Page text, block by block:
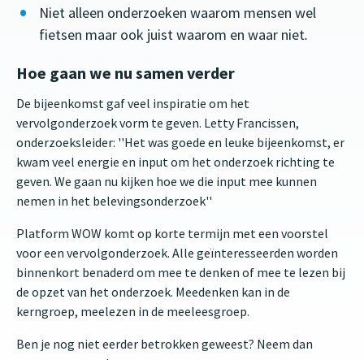
Niet alleen onderzoeken waarom mensen wel
fietsen maar ook juist waarom en waar niet.
Hoe gaan we nu samen verder
De bijeenkomst gaf veel inspiratie om het
vervolgonderzoek vorm te geven. Letty Francissen,
onderzoeksleider: ''Het was goede en leuke bijeenkomst, er
kwam veel energie en input om het onderzoek richting te
geven. We gaan nu kijken hoe we die input mee kunnen
nemen in het belevingsonderzoek''
Platform WOW komt op korte termijn met een voorstel
voor een vervolgonderzoek. Alle geïnteresseerden worden
binnenkort benaderd om mee te denken of mee te lezen bij
de opzet van het onderzoek. Meedenken kan in de
kerngroep, meelezen in de meeleesgroep.
Ben je nog niet eerder betrokken geweest? Neem dan